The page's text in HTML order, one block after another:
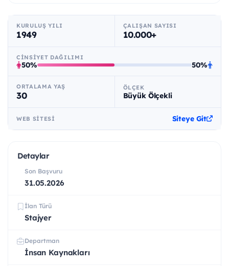
KURULUŞ YILI
1949
ÇALIŞAN SAYISI
10.000+
CINSIYET DAĞILIMI
50% 50%
ORTALAMA YAŞ
30
ÖLÇEK
Büyük Ölçekli
WEB SITESI Siteye Git
Detaylar
Son Başvuru
31.05.2026
İlan Türü
Stajyer
Departman
İnsan Kaynakları